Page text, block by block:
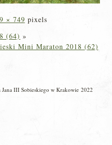
× 749 pixels
(64) »
Mini Maraton 2018 (62)
III Sobieskiego w Krakowie 2022